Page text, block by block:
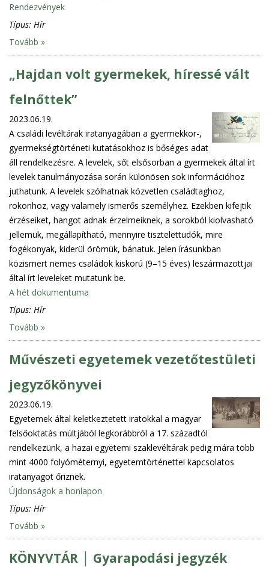
Rendezvények
Típus: Hír
Tovább »
„Hajdan volt gyermekek, híressé vált
felnőttek”
2023.06.19.
A családi levéltárak iratanyagában a gyermekkor-,
gyermekségtörténeti kutatásokhoz is bőséges adat
áll rendelkezésre. A levelek, sőt elsősorban a gyermekek által írt
levelek tanulmányozása során különösen sok információhoz
juthatunk. A levelek szólhatnak közvetlen családtaghoz,
rokonhoz, vagy valamely ismerős személyhez. Ezekben kifejtik
érzéseiket, hangot adnak érzelmeiknek, a sorokból kiolvasható
jellemük, megállapítható, mennyire tisztelettudók, mire
fogékonyak, kiderül örömük, bánatuk. Jelen írásunkban
közismert nemes családok kiskorú (9–15 éves) leszármazottjai
által írt leveleket mutatunk be.
A hét dokumentuma
Típus: Hír
Tovább »
Művészeti egyetemek vezetőtestületi
jegyzőkönyvei
2023.06.19.
Egyetemek által keletkeztetett iratokkal a magyar
felsőoktatás múltjából legkorábbról a 17. századtól
rendelkezünk, a hazai egyetemi szaklevéltárak pedig mára több
mint 4000 folyóméternyi, egyetemtörténettel kapcsolatos
iratanyagot őriznek.
Újdonságok a honlapon
Típus: Hír
Tovább »
KÖNYVTÁR │ Gyarapodási jegyzék